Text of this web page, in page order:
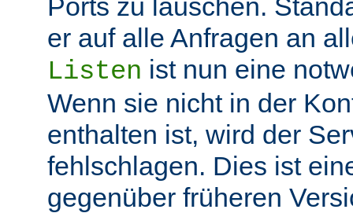
Ports zu lauschen.
er auf alle Anfragen an
Listen ist nun eine
Wenn sie nicht in der
enthalten ist, wird der
fehlschlagen. Dies ist
gegenüber früheren